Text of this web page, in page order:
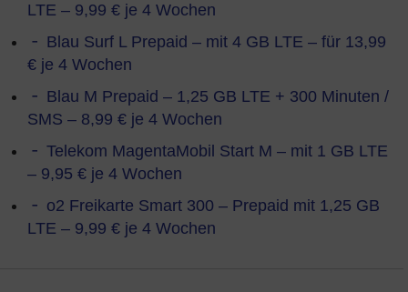
LTE – 9,99 € je 4 Wochen
Blau Surf L Prepaid – mit 4 GB LTE – für 13,99
€ je 4 Wochen
Blau M Prepaid – 1,25 GB LTE + 300 Minuten /
SMS – 8,99 € je 4 Wochen
Telekom MagentaMobil Start M – mit 1 GB LTE
– 9,95 € je 4 Wochen
o2 Freikarte Smart 300 – Prepaid mit 1,25 GB
LTE – 9,99 € je 4 Wochen